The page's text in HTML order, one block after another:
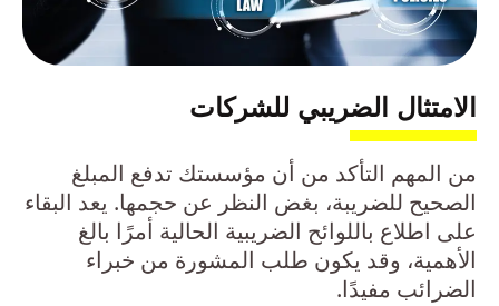
الامتثال الضريبي للشركات
من المهم التأكد من أن مؤسستك تدفع المبلغ
الصحيح للضريبة، بغض النظر عن حجمها. يعد البقاء
على اطلاع باللوائح الضريبية الحالية أمرًا بالغ
الأهمية، وقد يكون طلب المشورة من خبراء
الضرائب مفيدًا.